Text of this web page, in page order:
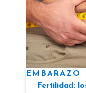
EMBARAZO
Fertilidad: